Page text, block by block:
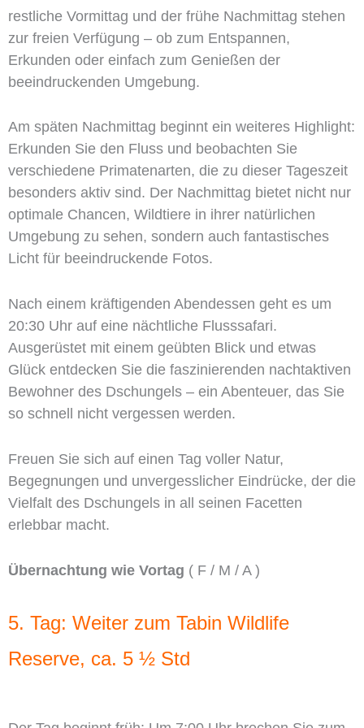
restliche Vormittag und der frühe Nachmittag stehen
zur freien Verfügung – ob zum Entspannen,
Erkunden oder einfach zum Genießen der
beeindruckenden Umgebung.
Am späten Nachmittag beginnt ein weiteres Highlight:
Erkunden Sie den Fluss und beobachten Sie
verschiedene Primatenarten, die zu dieser Tageszeit
besonders aktiv sind. Der Nachmittag bietet nicht nur
optimale Chancen, Wildtiere in ihrer natürlichen
Umgebung zu sehen, sondern auch fantastisches
Licht für beeindruckende Fotos.
Nach einem kräftigenden Abendessen geht es um
20:30 Uhr auf eine nächtliche Flusssafari.
Ausgerüstet mit einem geübten Blick und etwas
Glück entdecken Sie die faszinierenden nachtaktiven
Bewohner des Dschungels – ein Abenteuer, das Sie
so schnell nicht vergessen werden.
Freuen Sie sich auf einen Tag voller Natur,
Begegnungen und unvergesslicher Eindrücke, der die
Vielfalt des Dschungels in all seinen Facetten
erlebbar macht.
Übernachtung wie Vortag ( F / M / A )
5. Tag: Weiter zum Tabin Wildlife
Reserve, ca. 5 ½ Std